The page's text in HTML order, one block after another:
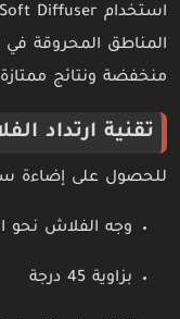
المناطق المحروقة
منخفضة ونتائج
تقنية ارتداد
للحصول على إضاءة
وجه الفلاش نحو
بزاوية 45 درجة